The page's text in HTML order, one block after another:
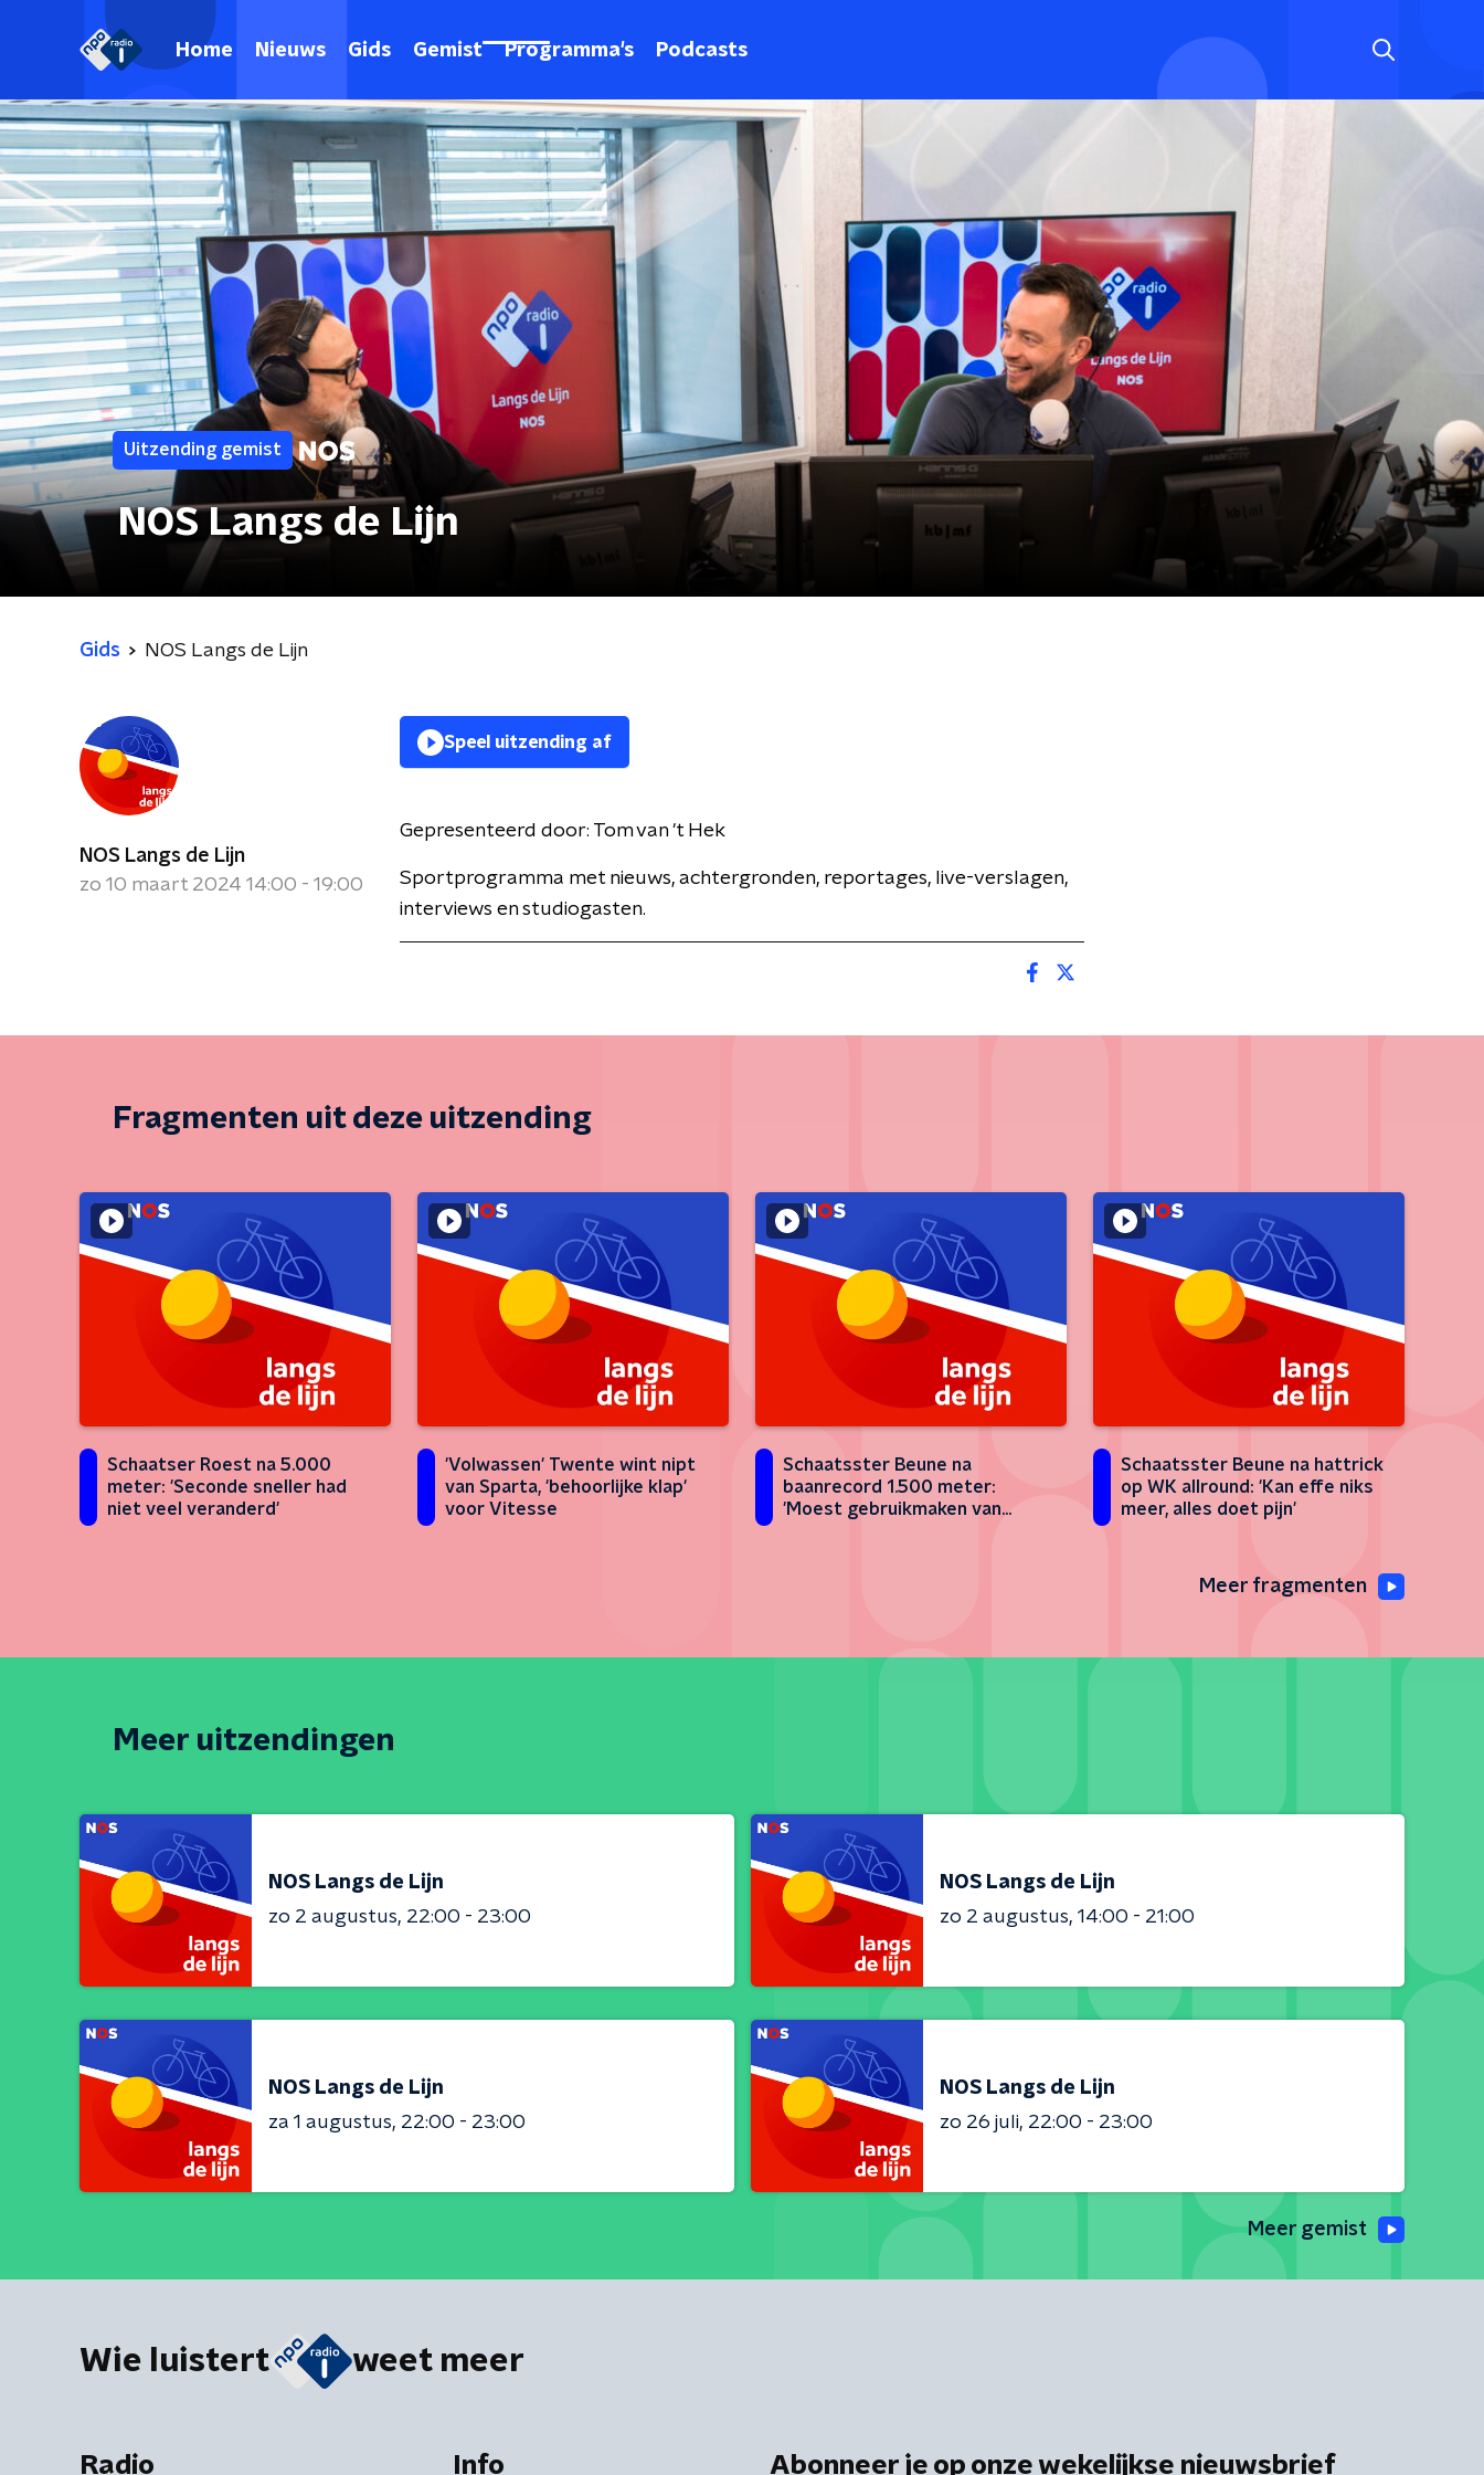
Home Nieuws Gids Gemist Programma's Podcasts
Uitzending gemist
NOS Langs de Lijn
Gids NOS Langs de Lijn
NOS Langs de Lijn
zo 10 maart 2024 14:00 - 19:00
Speel uitzending af
Gepresenteerd door: Tom van 't Hek
Sportprogramma met nieuws, achtergronden, reportages, live-verslagen,
interviews en studiogasten.
Fragmenten uit deze uitzending
Schaatser Roest na 5.000
meter: 'Seconde sneller had
niet veel veranderd'
'Volwassen' Twente wint nipt
van Sparta, 'behoorlijke klap'
voor Vitesse
Schaatsster Beune na
baanrecord 1.500 meter:
'Moest gebruikmaken van
Schaatsster Beune na hattrick
op WK allround: 'Kan effe niks
meer, alles doet pijn'
Meer fragmenten
Meer uitzendingen
NOS Langs de Lijn
zo 2 augustus 22:00 - 23:00
NOS Langs de Lijn
zo 2 augustus 14:00 - 21:00
NOS Langs de Lijn
za 1 augustus 22:00 - 23:00
NOS Langs de Lijn
zo 26 juli 22:00 - 23:00
Meer gemist
Wie luistert weet meer
Radio Info Abonneer je op onze wekelijkse nieuwsbrief